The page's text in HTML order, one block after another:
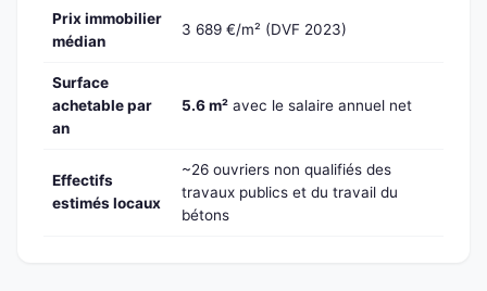
Prix immobilier
médian
3 689 €/m² (DVF 2023)
Surface
achetable par
an
5.6 m² avec le salaire annuel net
Effectifs
estimés locaux
~26 ouvriers non qualifiés des
travaux publics et du travail du
bétons